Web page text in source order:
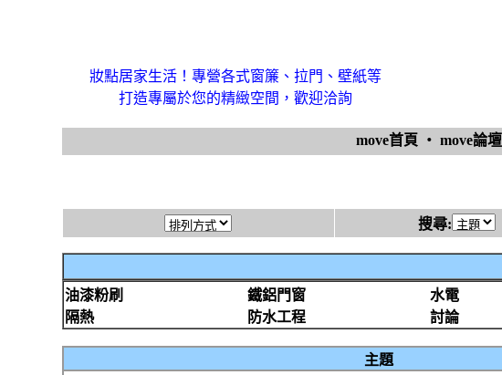
妝點居家生活！專營各式窗簾、拉門、壁紙等
打造專屬於您的精緻空間，歡迎洽詢
move首頁 ‧ move論壇
搜尋:
油漆粉刷
鐵鋁門窗 水電
隔熱
防水工程 討論
主題